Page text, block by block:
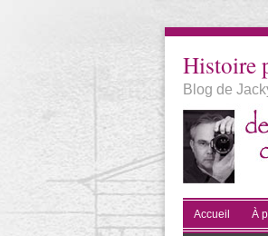
Histoire
Blog de
Accueil À